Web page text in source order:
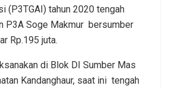
(P3TGAI) tahun 2020 tengah
P3A Soge Makmur bersumber
Rp.195 juta.
di Blok DI Sumber Mas
Kandanghaur, saat ini tengah